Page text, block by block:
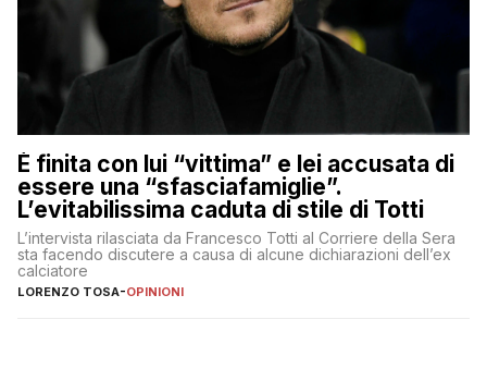
È finita con lui “vittima” e lei accusata di
essere una “sfasciafamiglie”.
L’evitabilissima caduta di stile di Totti
L’intervista rilasciata da Francesco Totti al Corriere della Sera
sta facendo discutere a causa di alcune dichiarazioni dell’ex
calciatore
LORENZO TOSA-OPINIONI